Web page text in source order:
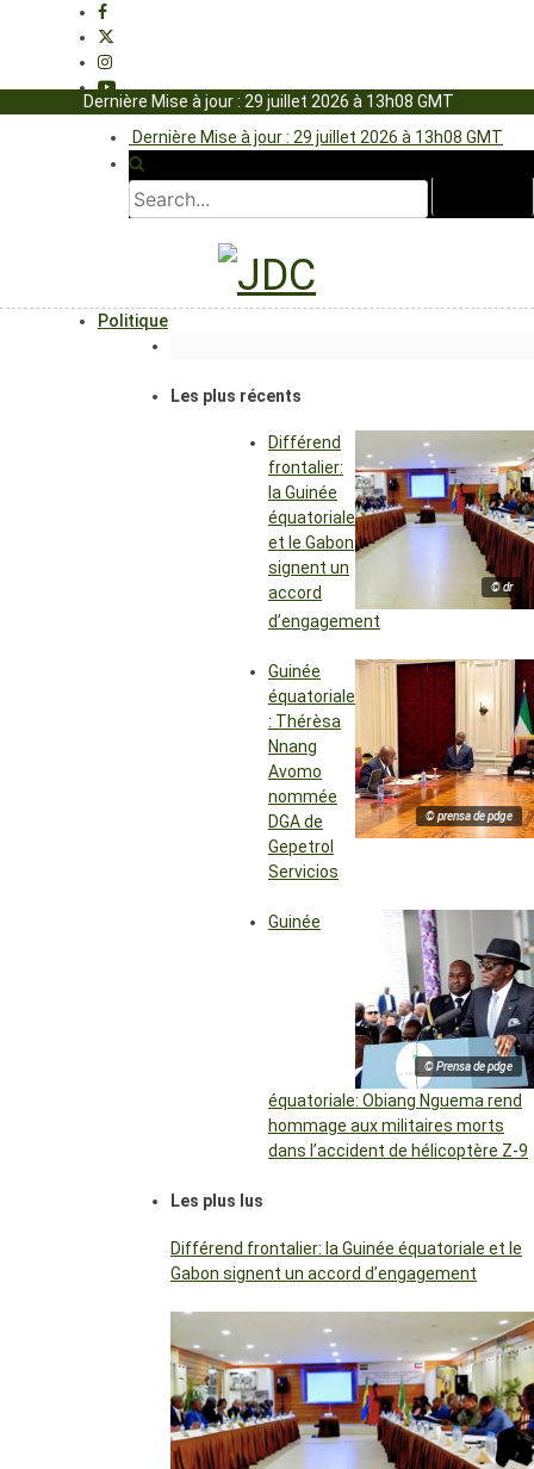
Dernière Mise à jour : 29 juillet 2026 à 13h08 GMT
Dernière Mise à jour : 29 juillet 2026 à 13h08 GMT
Politique
Les plus récents
© dr
Différend
frontalier:
la Guinée
équatoriale
et le Gabon
signent un
accord
d’engagement
© prensa de pdge
Guinée
équatoriale
: Thérèsa
Nnang
Avomo
nommée
DGA de
Gepetrol
Servicios
© Prensa de pdge
Guinée
équatoriale: Obiang Nguema rend
hommage aux militaires morts
dans l’accident de hélicoptère Z-9
Les plus lus
Différend frontalier: la Guinée équatoriale et le
Gabon signent un accord d’engagement